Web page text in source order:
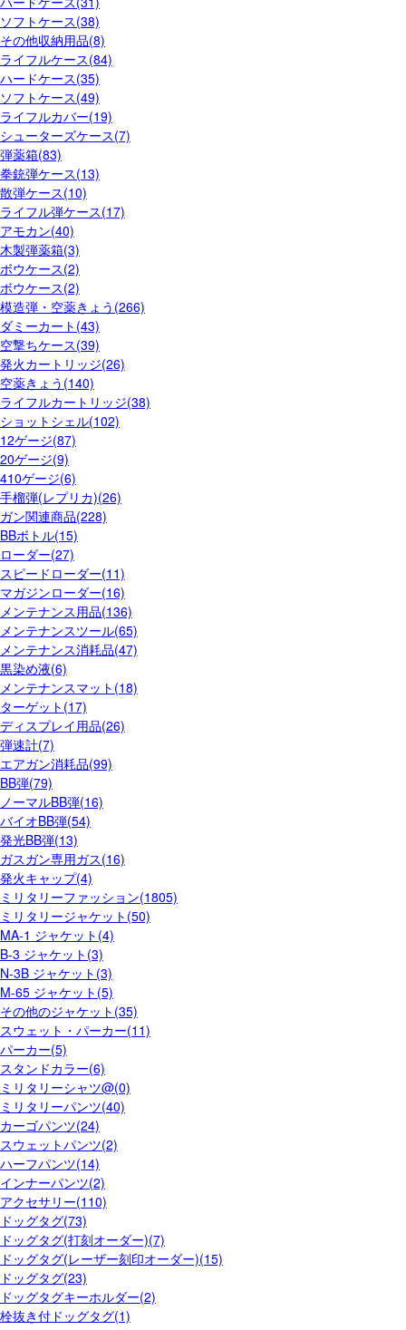
ソフトケース(38)
その他収納用品(8)
ライフルケース(84)
ハードケース(35)
ソフトケース(49)
ライフルカバー(19)
シューターズケース(7)
弾薬箱(83)
拳銃弾ケース(13)
散弾ケース(10)
ライフル弾ケース(17)
アモカン(40)
木製弾薬箱(3)
ボウケース(2)
ボウケース(2)
模造弾・空薬きょう(266)
ダミーカート(43)
空撃ちケース(39)
発火カートリッジ(26)
空薬きょう(140)
ライフルカートリッジ(38)
ショットシェル(102)
12ゲージ(87)
20ゲージ(9)
410ゲージ(6)
手榴弾(レプリカ)(26)
ガン関連商品(228)
BBボトル(15)
ローダー(27)
スピードローダー(11)
マガジンローダー(16)
メンテナンス用品(136)
メンテナンスツール(65)
メンテナンス消耗品(47)
黒染め液(6)
メンテナンスマット(18)
ターゲット(17)
ディスプレイ用品(26)
弾速計(7)
エアガン消耗品(99)
BB弾(79)
ノーマルBB弾(16)
バイオBB弾(54)
発光BB弾(13)
ガスガン専用ガス(16)
発火キャップ(4)
ミリタリーファッション(1805)
ミリタリージャケット(50)
MA-1 ジャケット(4)
B-3 ジャケット(3)
N-3B ジャケット(3)
M-65 ジャケット(5)
その他のジャケット(35)
スウェット・パーカー(11)
パーカー(5)
スタンドカラー(6)
ミリタリーシャツ@(0)
ミリタリーパンツ(40)
カーゴパンツ(24)
スウェットパンツ(2)
ハーフパンツ(14)
インナーパンツ(2)
アクセサリー(110)
ドッグタグ(73)
ドッグタグ(打刻オーダー)(7)
ドッグタグ(レーザー刻印オーダー)(15)
ドッグタグ(23)
ドッグタグキーホルダー(2)
栓抜き付ドッグタグ(1)